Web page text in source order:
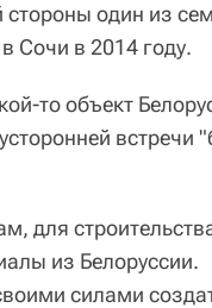
стороны один из
Сочи в 2014 году.
то объект
встречи
для
из Белоруссии.
силами